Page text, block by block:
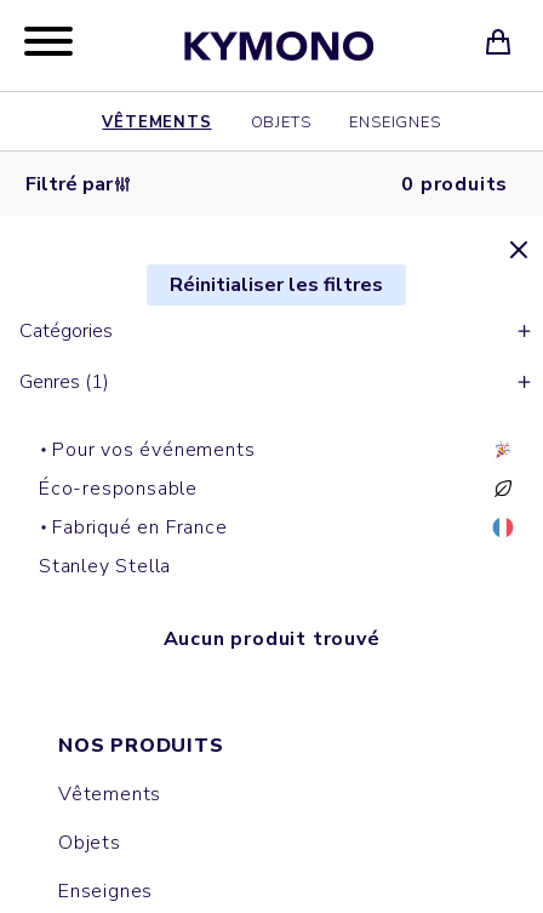
VÊTEMENTS OBJETS ENSEIGNES
Filtré par 0 produits
Réinitialiser les filtres
Catégories
Genres (1)
Pour vos événements
Éco-responsable
Fabriqué en France
Stanley Stella
Aucun produit trouvé
NOS PRODUITS
Vêtements
Objets
Enseignes